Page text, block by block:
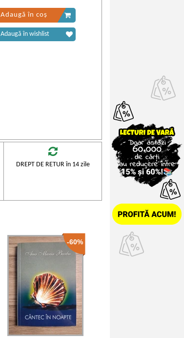
Adaugă în coș
Adaugă în wishlist
DREPT DE RETUR în 14 zile
-60%